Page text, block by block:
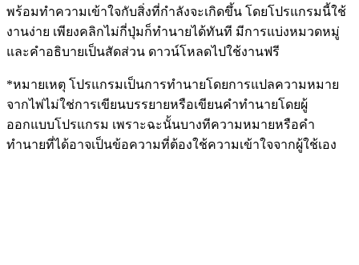
พร้อมทำความเข้าใจกับสิ่งที่กำลังจะเกิดขึ้น โดยโปรแกรมนี้ใช้
งานง่าย เพียงคลิกไม่กี่ปุ่มก็ทำนายได้ทันที มีการแบ่งหมวดหมู่
และคำอธิบายเป็นสัดส่วน ดาวน์โหลดไปใช้งานฟรี
*หมายเหตุ โปรแกรมเป็นการทำนายโดยการแปลความหมาย
จากไพ่ไม่ใช่การเขียนบรรยายหรือเขียนคำทำนายโดยผู้
ออกแบบโปรแกรม เพราะฉะนั้นบางทีความหมายหรือคำ
ทำนายที่ได้อาจเป็นข้อความที่ต้องใช้ความเข้าใจจากผู้ใช้เอง